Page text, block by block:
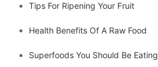
Tips For Ripening Your Fruit
Health Benefits Of A Raw Food
Superfoods You Should Be Eating